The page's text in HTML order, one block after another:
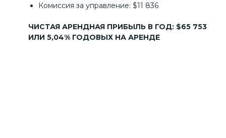
Комиссия за управление: $11 836
ЧИСТАЯ АРЕНДНАЯ ПРИБЫЛЬ В ГОД: $65 753
ИЛИ 5,04% ГОДОВЫХ НА АРЕНДЕ